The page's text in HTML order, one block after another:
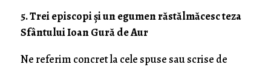
5. Trei episcopi și un egumen răstălmăcesc teza
Sfântului Ioan Gură de Aur
Ne referim concret la cele spuse sau scrise de